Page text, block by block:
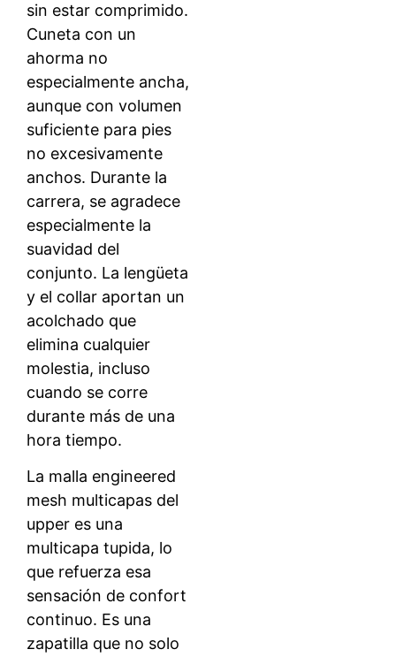
sin estar comprimido.
Cuneta con un
ahorma no
especialmente ancha,
aunque con volumen
suficiente para pies
no excesivamente
anchos. Durante la
carrera, se agradece
especialmente la
suavidad del
conjunto. La lengüeta
y el collar aportan un
acolchado que
elimina cualquier
molestia, incluso
cuando se corre
durante más de una
hora tiempo.
La malla engineered
mesh multicapas del
upper es una
multicapa tupida, lo
que refuerza esa
sensación de confort
continuo. Es una
zapatilla que no solo